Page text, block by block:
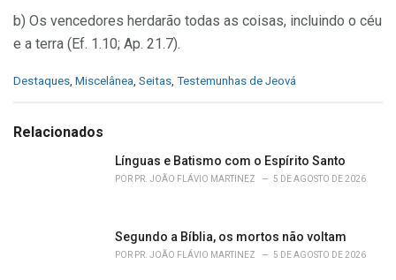
b) Os vencedores herdarão todas as coisas, incluindo o céu
e a terra (Ef. 1.10; Ap. 21.7).
C
e
Destaques, Miscelânea, Seitas, Testemunhas de Jeová
Relacionados
Línguas e Batismo com o Espírito Santo
POR PR. JOÃO FLÁVIO MARTINEZ 5 DE AGOSTO DE 2026
Segundo a Bíblia, os mortos não voltam
POR PR. JOÃO FLÁVIO MARTINEZ 5 DE AGOSTO DE 2026